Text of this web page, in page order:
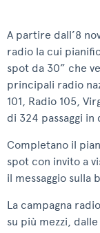
A partire dall’8
radio la cui
spot da 30” che
principali radio
101, Radio 105,
di 324 passaggi
Completano il
spot con invito a
il messaggio sulla
La campagna
su più mezzi,